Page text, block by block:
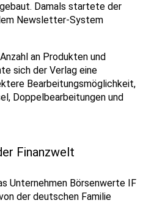
Damals startete der
Newsletter-System
an Produkten und
sich der Verlag eine
Bearbeitungsmöglichkeit,
Doppelbearbeitungen und
Finanzwelt
Unternehmen Börsenwerte IF
der deutschen Familie